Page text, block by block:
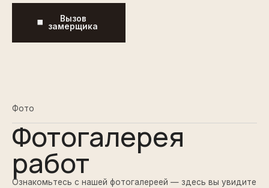
Вызов
замерщика
Фото
Фотогалерея
работ
Ознакомьтесь с нашей фотогалереей — здесь вы увидите